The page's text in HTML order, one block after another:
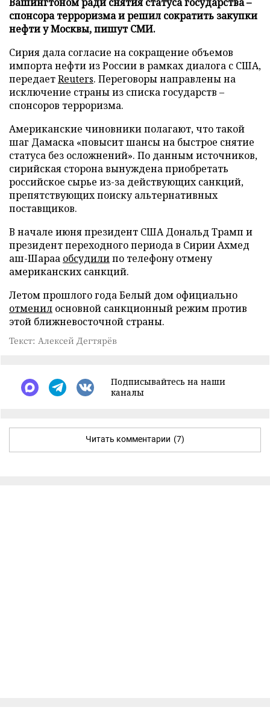
спонсора терроризма и решил сократить закупки
нефти у Москвы, пишут СМИ.
Сирия дала согласие на сокращение объемов
импорта нефти из России в рамках диалога с США,
передаетReuters. Переговоры направлены на
исключение страны из списка государств –
спонсоров терроризма.
Американские чиновники полагают, что такой
шаг Дамаска «повысит шансы на быстрое снятие
статуса без осложнений». По данным источников,
сирийская сторона вынуждена приобретать
российское сырье из-за действующих санкций,
препятствующих поиску альтернативных
поставщиков.
В начале июня президент США Дональд Трамп и
президент переходного периода в Сирии Ахмед
аш-Шараа обсудилипо телефону отмену
американских санкций.
Летом прошлого года Белый дом официально
отменил основной санкционный режим против
этой ближневосточной страны.
Текст: Алексей Дегтярёв
Подписывайтесь на наши
каналы
Читать комментарии (7)